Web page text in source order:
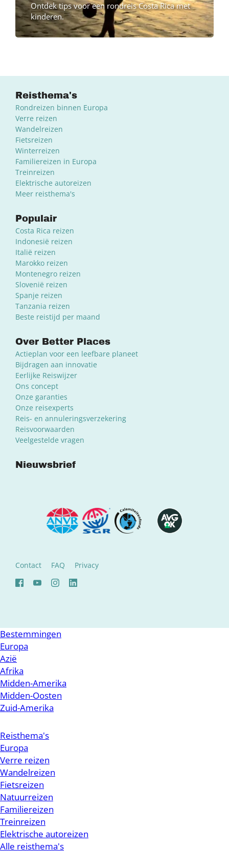
Ontdek tips voor een rondreis Costa Rica met
kinderen.
Reisthema's
Rondreizen binnen Europa
Verre reizen
Wandelreizen
Fietsreizen
Winterreizen
Familiereizen in Europa
Treinreizen
Elektrische autoreizen
Meer reisthema's
Populair
Costa Rica reizen
Indonesië reizen
Italië reizen
Marokko reizen
Montenegro reizen
Slovenië reizen
Spanje reizen
Tanzania reizen
Beste reistijd per maand
Over Better Places
Actieplan voor een leefbare planeet
Bijdragen aan innovatie
Eerlijke Reiswijzer
Ons concept
Onze garanties
Onze reisexperts
Reis- en annuleringsverzekering
Reisvoorwaarden
Veelgestelde vragen
Nieuwsbrief
Contact FAQ Privacy
Bestemmingen
Europa
Azië
Afrika
Midden-Amerika
Midden-Oosten
Zuid-Amerika
Reisthema's
Europa
Verre reizen
Wandelreizen
Fietsreizen
Natuurreizen
Familiereizen
Treinreizen
Elektrische autoreizen
Alle reisthema's